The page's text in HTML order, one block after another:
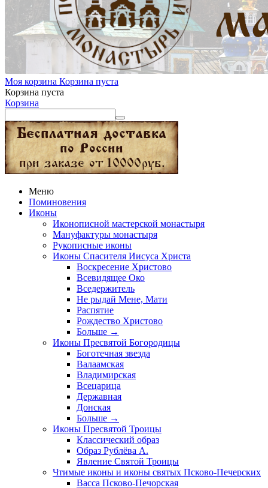
Моя корзина Корзина пуста
Корзина пуста
Корзина
Меню
Поминовения
Иконы
Иконописной мастерской монастыря
Мануфактуры монастыря
Рукописные иконы
Иконы Спасителя Иисуса Христа
Воскресение Христово
Всевидящее Око
Вседержитель
Не рыдай Мене, Мати
Распятие
Рождество Христово
Больше →
Иконы Пресвятой Богородицы
Боготечная звезда
Валаамская
Владимирская
Всецарица
Державная
Донская
Больше →
Иконы Пресвятой Троицы
Классический образ
Образ Рублёва А.
Явление Святой Троицы
Чтимые иконы и иконы святых Псково-Печерских
Васса Псково-Печорская